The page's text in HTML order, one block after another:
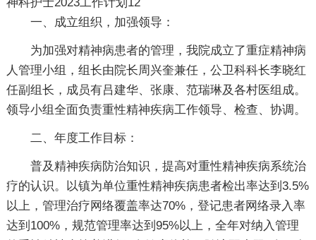
一、成立组织，加强领导：
为加强对精神病患者的管理，我院成立了重症精神病
人管理小组，组长由院长周兴奎兼任，公卫科科长李晓红
任副组长，成员有吕建华、张康、范瑞琳及各村医组成。
领导小组全面负责重性精神疾病工作领导、检查、协调。
二、年度工作目标：
普及精神疾病防治知识，提高对重性精神疾病系统治
疗的认识。以镇为单位重性精神疾病患者检出率达到3.5%
以上，管理治疗网络覆盖率达70%，登记患者网络录入率
达到100%，规范管理率达到95%以上，全年对纳入管理